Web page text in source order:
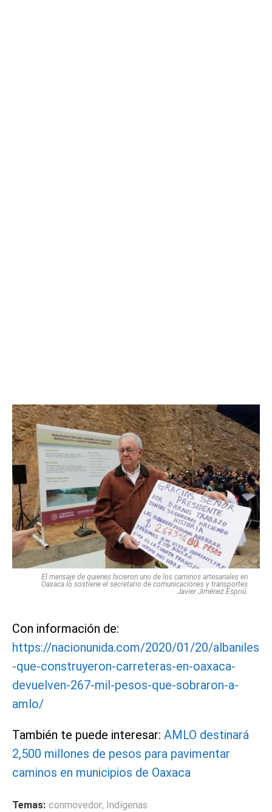
El mensaje de quienes hicieron uno de los caminos artesanales en
Oaxaca lo sostiene el secretario de comunicaciones y transportes
Javier Jiménez Espriú.
Con información de:
https://nacionunida.com/2020/01/20/albaniles
-que-construyeron-carreteras-en-oaxaca-
devuelven-267-mil-pesos-que-sobraron-a-
amlo/
También te puede interesar: AMLO destinará
2,500 millones de pesos para pavimentar
caminos en municipios de Oaxaca
Temas: conmovedor, Indígenas